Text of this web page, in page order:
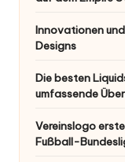
Innovationen
Designs
Die besten
umfassende
Vereinslogo
Fußball-